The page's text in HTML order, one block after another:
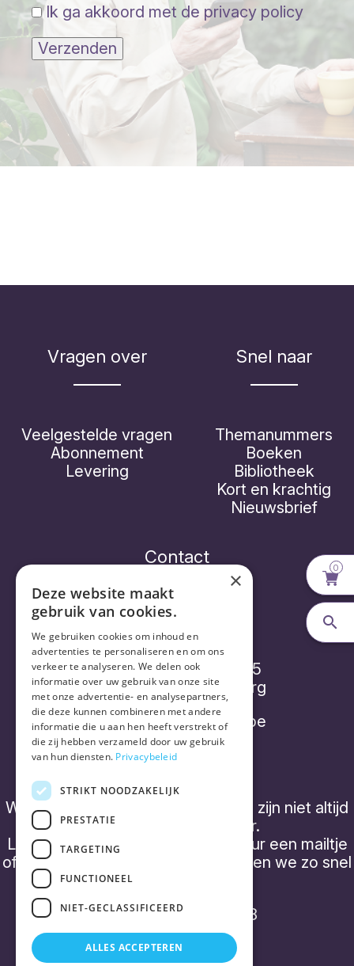
Ik ga akkoord met de privacy policy
Verzenden
Vragen over
Veelgestelde vragen
Abonnement
Levering
Snel naar
Themanummers
Boeken
Bibliotheek
Kort en krachtig
Nieuwsbrief
Contact
Vorthex Aequo bv
Diepenbroekstraatje 15
2220 Heist-op-den-Berg
info@placebonocebo.be
+32 (0) 490 21 62 07
We hebben geen 'kantooruren' en zijn niet altijd
telefonisch bereikbaar.
Laat een boodschap achter of stuur een mailtje
of een WhatsApp bericht, dan nemen we zo snel
mogelijk contact op.
BTW BE0843 357 788
0
×
Deze website maakt
gebruik van cookies.
We gebruiken cookies om inhoud en
advertenties te personaliseren en om ons
verkeer te analyseren. We delen ook
informatie over uw gebruik van onze site
met onze advertentie- en analysepartners,
die deze kunnen combineren met andere
informatie die u aan hen heeft verstrekt of
die zij hebben verzameld door uw gebruik
van hun diensten. Privacybeleid
STRIKT NOODZAKELIJK
PRESTATIE
TARGETING
FUNCTIONEEL
NIET-GECLASSIFICEERD
ALLES ACCEPTEREN